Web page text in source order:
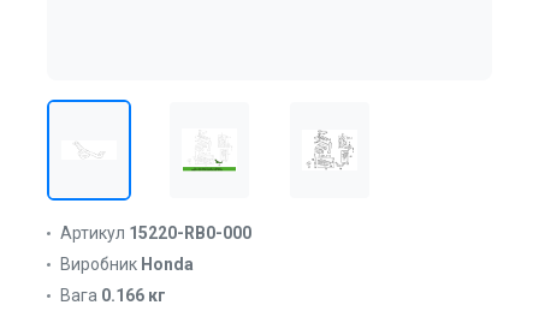
Артикул 15220-RB0-000
Виробник Honda
Вага 0.166 кг